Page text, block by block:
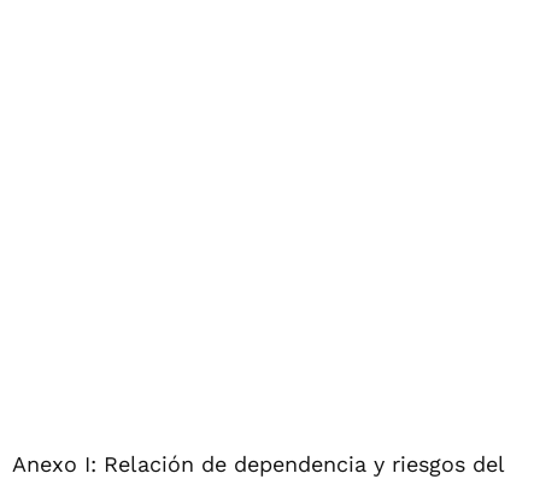
Anexo I: Relación de dependencia y riesgos del